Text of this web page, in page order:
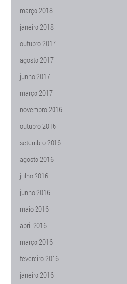
março 2018
janeiro 2018
outubro 2017
agosto 2017
junho 2017
março 2017
novembro 2016
outubro 2016
setembro 2016
agosto 2016
julho 2016
junho 2016
maio 2016
abril 2016
março 2016
fevereiro 2016
janeiro 2016